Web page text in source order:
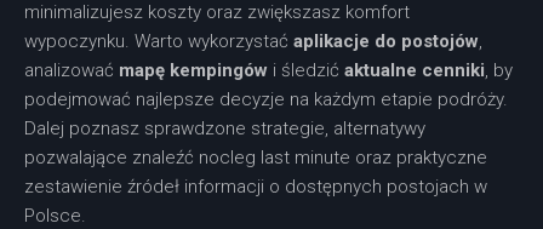
minimalizujesz koszty oraz zwiększasz komfort
wypoczynku. Warto wykorzystać aplikacje do postojów,
analizować mapę kempingów i śledzić aktualne cenniki, by
podejmować najlepsze decyzje na każdym etapie podróży.
Dalej poznasz sprawdzone strategie, alternatywy
pozwalające znaleźć nocleg last minute oraz praktyczne
zestawienie źródeł informacji o dostępnych postojach w
Polsce.